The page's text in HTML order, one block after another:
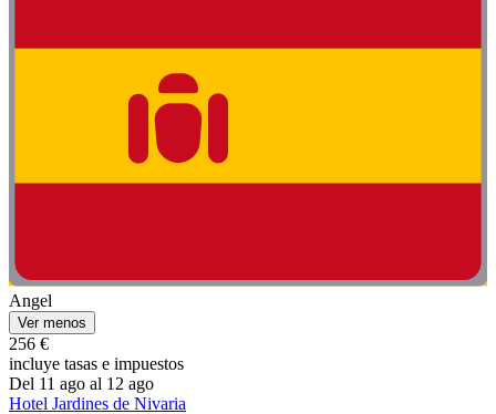
Angel
Ver menos
256 €
incluye tasas e impuestos
Del 11 ago al 12 ago
Hotel Jardines de Nivaria